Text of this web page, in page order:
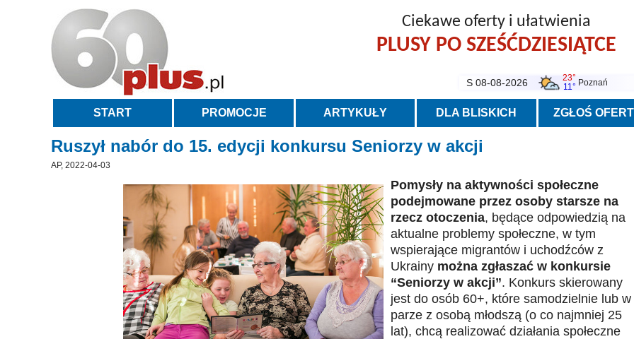
Ciekawe oferty i ułatwienia
PLUSY PO SZEŚĆDZIESIĄTCE
S 08-08-2026
23°
11° Poznań
START PROMOCJE ARTYKUŁY DLA BLISKICH ZGŁOŚ
Ruszył nabór do 15. edycji konkursu Seniorzy w akcji
AP, 2022-04-03
Pomysły na aktywności społeczne
podejmowane przez osoby starsze na
rzecz otoczenia, będące odpowiedzią na
aktualne problemy społeczne, w tym
wspierające migrantów i uchodźców z
Ukrainy można zgłaszać w konkursie
“Seniorzy w akcji”. Konkurs skierowany
jest do osób 60+, które samodzielnie lub w
parze z osobą młodszą (o co najmniej 25
lat), chcą realizować działania społeczne